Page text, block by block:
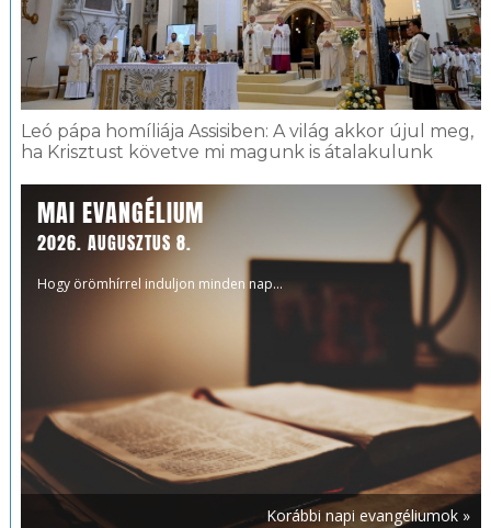
Leó pápa homíliája Assisiben: A világ akkor újul meg,
ha Krisztust követve mi magunk is átalakulunk
MAI EVANGÉLIUM
2026. AUGUSZTUS 8.
Hogy örömhírrel induljon minden nap...
Korábbi napi evangéliumok »